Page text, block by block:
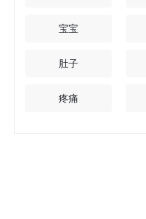
宝宝
肚子
疼痛